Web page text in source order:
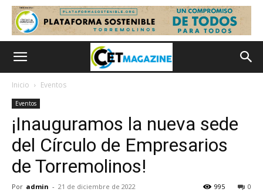
Inicio Eventos
Eventos
¡Inauguramos la nueva sede
del Círculo de Empresarios
de Torremolinos!
Por admin - 21 de diciembre de 2022 0
995